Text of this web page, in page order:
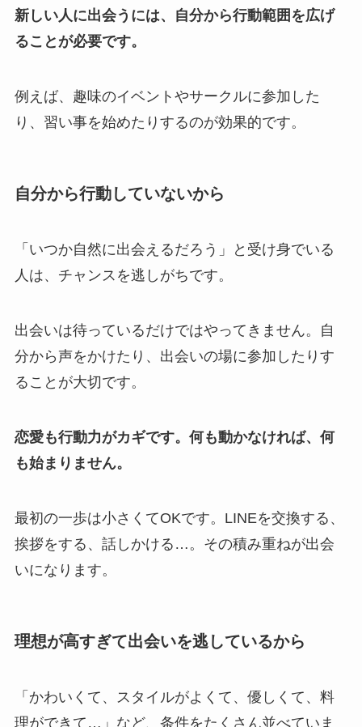
新しい人に出会うには、自分から行動範囲を広げ
ることが必要です。
例えば、趣味のイベントやサークルに参加した
り、習い事を始めたりするのが効果的です。
自分から行動していないから
「いつか自然に出会えるだろう」と受け身でいる
人は、チャンスを逃しがちです。
出会いは待っているだけではやってきません。自
分から声をかけたり、出会いの場に参加したりす
ることが大切です。
恋愛も行動力がカギです。何も動かなければ、何
も始まりません。
最初の一歩は小さくてOKです。LINEを交換する、
挨拶をする、話しかける…。その積み重ねが出会
いになります。
理想が高すぎて出会いを逃しているから
「かわいくて、スタイルがよくて、優しくて、料
理ができて…」など、条件をたくさん並べていま